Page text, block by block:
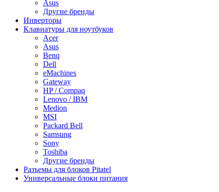
Asus
Другие бренды
Инверторы
Клавиатуры для ноутбуков
Acer
Asus
Benq
Dell
eMachines
Gateway
HP / Compaq
Lenovo / IBM
Medion
MSI
Packard Bell
Samsung
Sony
Toshiba
Другие бренды
Разъемы для блоков Pitatel
Универсальные блоки питания